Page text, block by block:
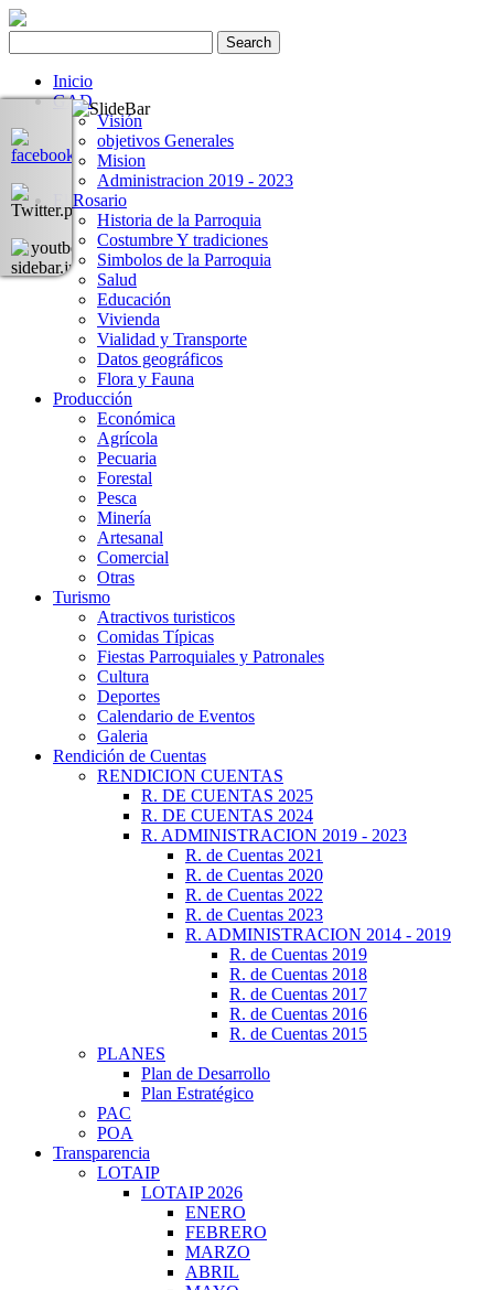
Inicio
GAD
Visión
objetivos Generales
Mision
Administracion 2019 - 2023
El Rosario
Historia de la Parroquia
Costumbre Y tradiciones
Simbolos de la Parroquia
Salud
Educación
Vivienda
Vialidad y Transporte
Datos geográficos
Flora y Fauna
Producción
Económica
Agrícola
Pecuaria
Forestal
Pesca
Minería
Artesanal
Comercial
Otras
Turismo
Atractivos turisticos
Comidas Típicas
Fiestas Parroquiales y Patronales
Cultura
Deportes
Calendario de Eventos
Galeria
Rendición de Cuentas
RENDICION CUENTAS
R. DE CUENTAS 2025
R. DE CUENTAS 2024
R. ADMINISTRACION 2019 - 2023
R. de Cuentas 2021
R. de Cuentas 2020
R. de Cuentas 2022
R. de Cuentas 2023
R. ADMINISTRACION 2014 - 2019
R. de Cuentas 2019
R. de Cuentas 2018
R. de Cuentas 2017
R. de Cuentas 2016
R. de Cuentas 2015
PLANES
Plan de Desarrollo
Plan Estratégico
PAC
POA
Transparencia
LOTAIP
LOTAIP 2026
ENERO
FEBRERO
MARZO
ABRIL